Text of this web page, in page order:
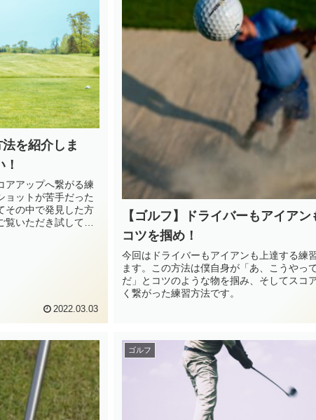
を紹介しま
アアップへ繋がる練
ョットが苦手だった
その中で発見した方
いただき試してみ
2022.03.03
【ゴルフ】ドライバーもアイア
コツを掴め！
今回はドライバーもアイアンも上達する練
ます。この方法は僕自身が「あ、こうやっ
だ」とコツのような物を掴み、そしてスコ
く繋がった練習方法です。
ゴルフ